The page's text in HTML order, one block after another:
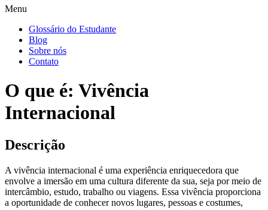
Menu
Glossário do Estudante
Blog
Sobre nós
Contato
O que é: Vivência
Internacional
Descrição
A vivência internacional é uma experiência enriquecedora que
envolve a imersão em uma cultura diferente da sua, seja por meio de
intercâmbio, estudo, trabalho ou viagens. Essa vivência proporciona
a oportunidade de conhecer novos lugares, pessoas e costumes,